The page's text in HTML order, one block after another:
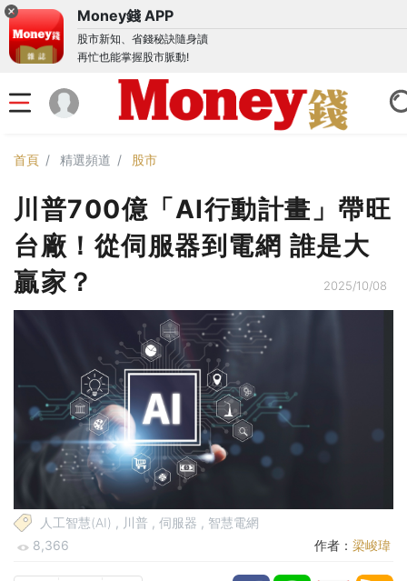
Money錢 APP
股市新知、省錢秘訣隨身讀
再忙也能掌握股市脈動!
首頁 精選頻道 股市
川普700億「AI行動計畫」帶旺
台廠！從伺服器到電網 誰是大
贏家？
2025/10/08
人工智慧(AI) , 川普 , 伺服器 , 智慧電網
8,366
作者： 梁峻瑋